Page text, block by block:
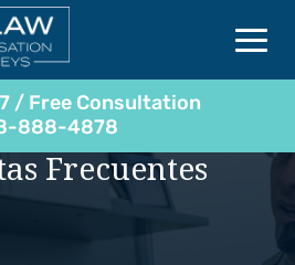
/ Free Consultation
888-4878
Frecuentes